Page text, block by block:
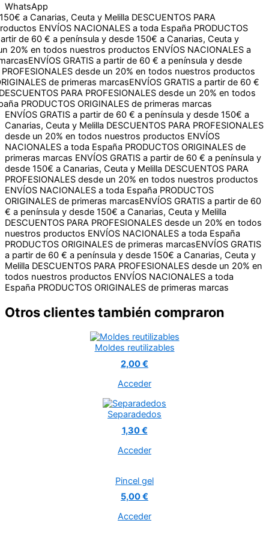
WhatsApp
Canarias, Ceuta y MelillaDESCUENTOS PARA
ENVÍOS NACIONALES a toda EspañaPRODUCTOS
60 € a península y desde 150€ a Canarias, Ceuta y Melilla
nuestros productosENVÍOS NACIONALES a toda España
a partir de 60 € a península y desde 150€ a Canarias,
un 20% en todos nuestros productosENVÍOS NACIONALES a
ENVÍOS GRATIS a partir de 60 € a península y desde 150€ a
desde un 20% en todos nuestros productosENVÍOS
primeras marcas
ENVÍOS GRATIS a partir de 60 € a península y desde 150€ a
Canarias, Ceuta y Melilla DESCUENTOS PARA PROFESIONALES
desde un 20% en todos nuestros productos ENVÍOS
NACIONALES a toda España PRODUCTOS ORIGINALES de
primeras marcas ENVÍOS GRATIS a partir de 60 € a península y
desde 150€ a Canarias, Ceuta y Melilla DESCUENTOS PARA
PROFESIONALES desde un 20% en todos nuestros productos
ENVÍOS NACIONALES a toda España PRODUCTOS
ORIGINALES de primeras marcasENVÍOS GRATIS a partir de 60
€ a península y desde 150€ a Canarias, Ceuta y Melilla
DESCUENTOS PARA PROFESIONALES desde un 20% en todos
nuestros productos ENVÍOS NACIONALES a toda España
PRODUCTOS ORIGINALES de primeras marcasENVÍOS GRATIS
a partir de 60 € a península y desde 150€ a Canarias, Ceuta y
Melilla DESCUENTOS PARA PROFESIONALES desde un 20% en
todos nuestros productos ENVÍOS NACIONALES a toda
España PRODUCTOS ORIGINALES de primeras marcas
Otros clientes también compraron
Moldes reutilizables
2,00 €
Acceder
Separadedos
1,30 €
Acceder
Pincel gel
5,00 €
Acceder